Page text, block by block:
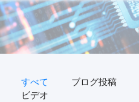
すべて ブログ投稿
ビデオ